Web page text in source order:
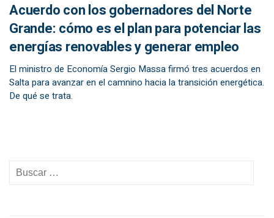
Acuerdo con los gobernadores del Norte
Grande: cómo es el plan para potenciar las
energías renovables y generar empleo
El ministro de Economía Sergio Massa firmó tres acuerdos en
Salta para avanzar en el camnino hacia la transición energética.
De qué se trata.